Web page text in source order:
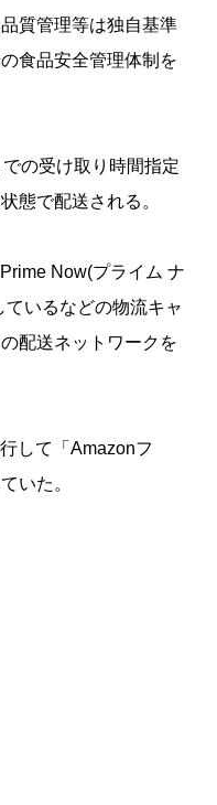
質管理等は独自基準
食品安全管理体制を
の受け取り時間指定
態で配送される。
Now(プライム ナ
いるなどの物流キャ
配送ネットワークを
して「Amazonフ
いた。